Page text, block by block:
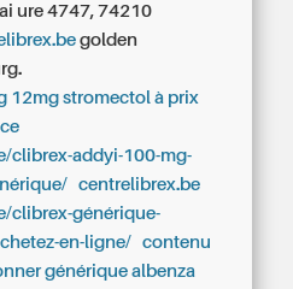
ure 4747, 74210
golden
12mg stromectol à prix
clibrex-addyi-100-mg-
centrelibrex.be
clibrex-générique-
en-ligne/
contenu
générique albenza